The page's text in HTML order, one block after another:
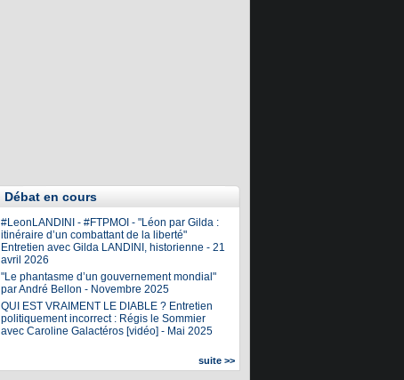
Débat en cours
#LeonLANDINI - #FTPMOI - "Léon par Gilda :
itinéraire d’un combattant de la liberté"
Entretien avec Gilda LANDINI, historienne - 21
avril 2026
"Le phantasme d’un gouvernement mondial"
par André Bellon - Novembre 2025
QUI EST VRAIMENT LE DIABLE ? Entretien
politiquement incorrect : Régis le Sommier
avec Caroline Galactéros [vidéo] - Mai 2025
suite >>